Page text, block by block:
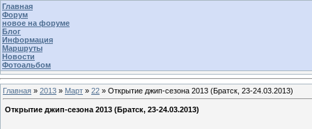
Главная
Форум
новое на форуме
Блог
Информация
Маршруты
Новости
Фотоальбом
Главная » 2013 » Март » 22 » Открытие джип-сезона 2013 (Братск, 23-24.03.2013)
Открытие джип-сезона 2013 (Братск, 23-24.03.2013)